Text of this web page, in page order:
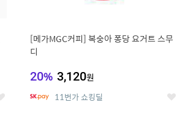
좋
[메가MGC커피] 복숭아 퐁당 요거트 스무
디
20% 3,120원
11번가 쇼킹딜 좋